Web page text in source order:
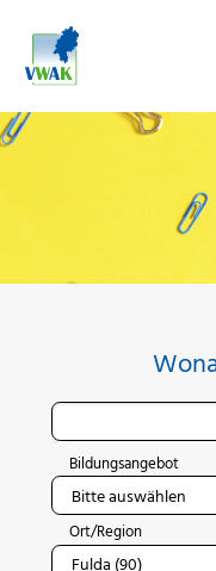
Bildungsangebot
Ort/Region